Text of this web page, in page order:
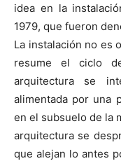
idea en la
1979, que fueron
La instalación no es
resume el ciclo
arquitectura se
alimentada por una
en el subsuelo de la
arquitectura se
que alejan lo antes